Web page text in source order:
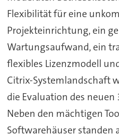
Flexibilität für eine
Projekteinrichtung, ein
Wartungsaufwand, ein
flexibles Lizenzmodell
Citrix-Systemlandschaft
die Evaluation des neuen
Neben den mächtigen
Softwarehäuser standen